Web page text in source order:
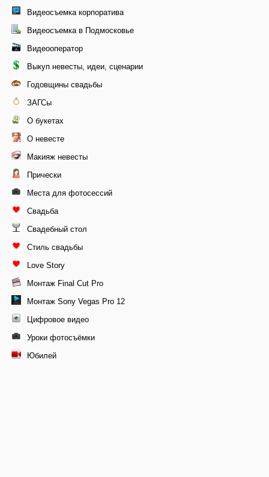
Видеосъемка корпоратива
Видеосъемка в Подмосковье
Видеооператор
Выкуп невесты, идеи, сценарии
Годовщины свадьбы
ЗАГСы
О букетах
О невесте
Макияж невесты
Прически
Места для фотосессий
Свадьба
Свадебный стол
Стиль свадьбы
Love Story
Монтаж Final Cut Pro
Монтаж Sony Vegas Pro 12
Цифровое видео
Уроки фотосъёмки
Юбилей